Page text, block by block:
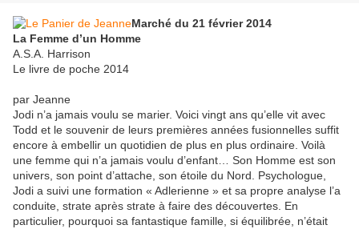
Marché du 21 février 2014
La Femme d’un Homme
A.S.A. Harrison
Le livre de poche 2014
par Jeanne
Jodi n’a jamais voulu se marier. Voici vingt ans qu’elle vit avec
Todd et le souvenir de leurs premières années fusionnelles suffit
encore à embellir un quotidien de plus en plus ordinaire. Voilà
une femme qui n’a jamais voulu d’enfant… Son Homme est son
univers, son point d’attache, son étoile du Nord. Psychologue,
Jodi a suivi une formation « Adlerienne » et sa propre analyse l’a
conduite, strate après strate à faire des découvertes. En
particulier, pourquoi sa fantastique famille, si équilibrée, n’était